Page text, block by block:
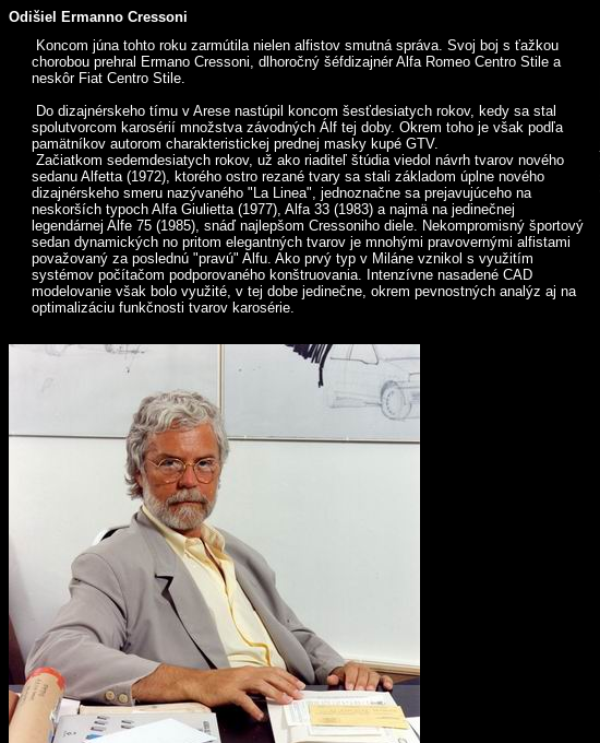
Odišiel Ermanno Cressoni
Koncom júna tohto roku zarmútila nielen alfistov smutná správa. Svoj boj s ťažkou
chorobou prehral Ermano Cressoni, dlhoročný šéfdizajnér Alfa Romeo Centro Stile a
neskôr Fiat Centro Stile.
Do dizajnérskeho tímu v Arese nastúpil koncom šesťdesiatych rokov, kedy sa stal
spolutvorcom karosérií množstva závodných Álf tej doby. Okrem toho je však podľa
pamätníkov autorom charakteristickej prednej masky kupé GTV.
Začiatkom sedemdesiatych rokov, už ako riaditeľ štúdia viedol návrh tvarov nového
sedanu Alfetta (1972), ktorého ostro rezané tvary sa stali základom úplne nového
dizajnérskeho smeru nazývaného "La Linea", jednoznačne sa prejavujúceho na
neskorších typoch Alfa Giulietta (1977), Alfa 33 (1983) a najmä na jedinečnej
legendárnej Alfe 75 (1985), snáď najlepšom Cressoniho diele. Nekompromisný športový
sedan dynamických no pritom elegantných tvarov je mnohými pravovernými alfistami
považovaný za poslednú "pravú" Alfu. Ako prvý typ v Miláne vznikol s využitím
systémov počítačom podporovaného konštruovania. Intenzívne nasadené CAD
modelovanie však bolo využité, v tej dobe jedinečne, okrem pevnostných analýz aj na
optimalizáciu funkčnosti tvarov karosérie.